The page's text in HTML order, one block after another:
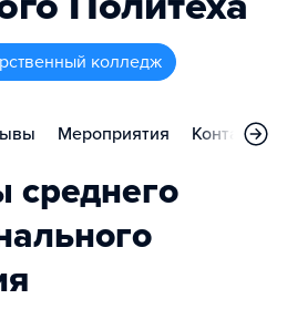
колледж
Мероприятия Контакты